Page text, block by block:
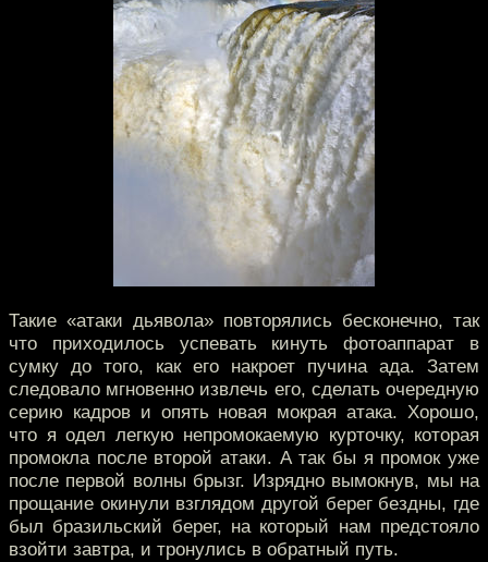
Такие «атаки дьявола» повторялись бесконечно, так
что приходилось успевать кинуть фотоаппарат в
сумку до того, как его накроет пучина ада. Затем
следовало мгновенно извлечь его, сделать очередную
серию кадров и опять новая мокрая атака. Хорошо,
что я одел легкую непромокаемую курточку, которая
промокла после второй атаки. А так бы я промок уже
после первой волны брызг. Изрядно вымокнув, мы на
прощание окинули взглядом другой берег бездны, где
был бразильский берег, на который нам предстояло
взойти завтра, и тронулись в обратный путь.